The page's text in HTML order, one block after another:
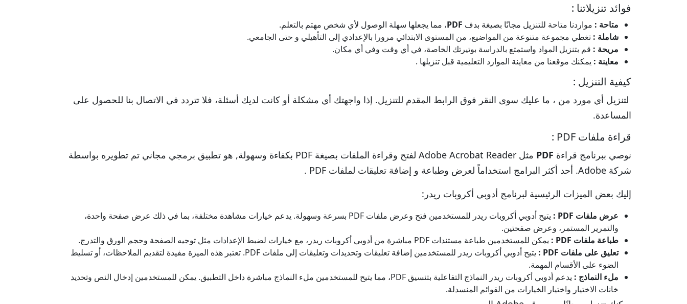
فوائد تنزيلاتنا :
متاحة : مواردنا متاحة للتنزيل مجانًا بصيغة بدف PDF، مما يجعلها سهلة الوصول لأي شخص مهتم بالتعلم.
شاملة : تغطي مجموعة متنوعة من المواضيع، من المستوى الابتدائي مرورا بالإعدادي إلى التأهيلي و حتى الجامعي.
مريحة : قم بتنزيل المواد واستمتع بالدراسة بوتيرتك الخاصة، في أي وقت وفي أي مكان.
معاينة : يمكنك موقعنا من معاينة الموارد التعليمية قبل تنزيلها .
كيفية التنزيل :
لتنزيل أي مورد من ، ما عليك سوى النقر فوق الرابط المقدم للتنزيل. إذا واجهتك أي مشكلة أو كانت لديك أسئلة، فلا تتردد في الاتصال بنا للحصول على
المساعدة.
قراءة ملفات PDF :
نوصي ببرنامج قراءة PDF
مثل Adobe Acrobat Reader لفتح وقراءة الملفات بصيغة PDF بكفاءة وسهولة, هو تطبيق برمجي مجاني تم تطويره بواسطة
شركة Adobe. أحد أكثر البرامج استخداماً لعرض وطباعة و إضافة تعليقات لملفات PDF .
إليك بعض الميزات الرئيسية لبرنامج أدوبي أكروبات ريدر:
عرض ملفات PDF :
يتيح أدوبي أكروبات ريدر للمستخدمين فتح وعرض ملفات PDF بسرعة وسهولة. يدعم خيارات مشاهدة مختلفة، بما في ذلك عرض صفحة واحدة،
والتمرير المستمر، وعرض صفحتين.
طباعة ملفات PDF :
يمكن للمستخدمين طباعة مستندات PDF مباشرة من أدوبي أكروبات ريدر، مع خيارات لضبط الإعدادات مثل توجيه الصفحة وحجم الورق والتدرج.
تعليق على ملفات PDF :
يتيح أدوبي أكروبات ريدر للمستخدمين إضافة تعليقات وتحديدات وتعليقات إلى ملفات PDF. تعتبر هذه الميزة مفيدة لتقديم الملاحظات، أو تسليط
الضوء على الأقسام المهمة.
ملء النماذج :
يدعم أدوبي أكروبات ريدر النماذج التفاعلية بتنسيق PDF، مما يتيح للمستخدمين ملء النماذج مباشرة داخل التطبيق. يمكن للمستخدمين إدخال النص وتحديد
خانات الاختيار واختيار الخيارات من القوائم المنسدلة.